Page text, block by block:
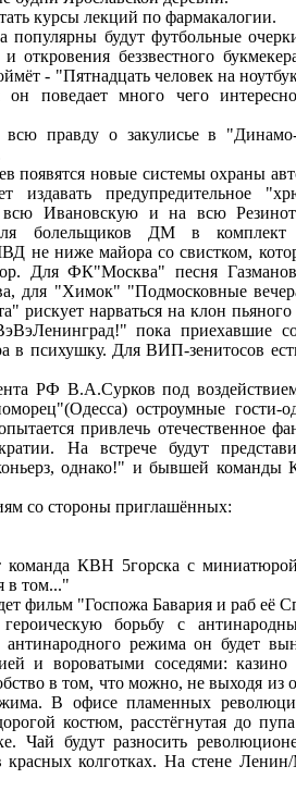
курсы лекций по фармакалогии.
популярны будут футбольные
беззвестного
- "Пятнадцать человек на
поведает много чего
правду о закулисье в
появятся новые системы охраны
издавать предупредительное
Ивановскую и на всю
болельщиков ДМ в комплект
не ниже майора со свистком,
Для ФК"Москва" песня
для "Химок" "Подмосковные
рискует нарваться на клон
пока приехавшие
в психушку. Для ВИП-зенитосов
РФ В.А.Сурков под
остроумные гости-
привлечь отечественное
На встрече будут
однако!" и бывшей
со стороны приглашённых:
команда КВН 5горска с
в том..."
фильм "Госпожа Бавария и раб её
борьбу с
антинародного режима он будет
и вороватыми соседями:
в том, что можно, не выходя из
В офисе пламенных
костюм, расстёгнутая до
Чай будут разносить
колготках. На стене